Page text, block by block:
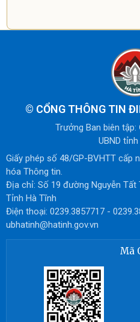
© CỔNG THÔNG TIN
Trưởng Ban biên tập:
UBND
Giấy phép số 48/GP-BVHTT cấp
hóa Thông tin.
Địa chỉ: Số 19 đường Nguyễn Tất
Tỉnh Hà Tĩnh
Điện thoại: 0239.3857717 -
ubhatinh@hatinh.gov.vn
Mã